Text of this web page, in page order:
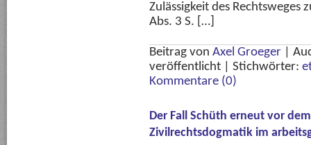
Zulässigkeit des
Abs. 3 S. […]
Beitrag von Axel Groeger
veröffentlicht
Stichwörter:
Kommentare (0)
Der Fall Schüth erneut vor
Zivilrechtsdogmatik im